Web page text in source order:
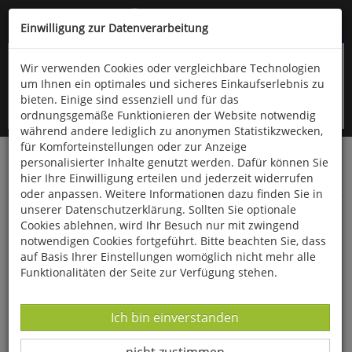
Kompletten Head der Seite überspringen
oder (06766) 9323-960
Startseite Bücher Downloads
Zeitschriften
Der Falke
Ornithologie aktuell September
Einwilligung zur Datenverarbeitung
Wir verwenden Cookies oder vergleichbare Technologien
um Ihnen ein optimales und sicheres Einkaufserlebnis zu
bieten. Einige sind essenziell und für das
ordnungsgemäße Funktionieren der Website notwendig
während andere lediglich zu anonymen Statistikzwecken,
für Komforteinstellungen oder zur Anzeige
personalisierter Inhalte genutzt werden. Dafür können Sie
hier Ihre Einwilligung erteilen und jederzeit widerrufen
oder anpassen. Weitere Informationen dazu finden Sie in
unserer Datenschutzerklärung. Sollten Sie optionale
Cookies ablehnen, wird Ihr Besuch nur mit zwingend
notwendigen Cookies fortgeführt. Bitte beachten Sie, dass
auf Basis Ihrer Einstellungen womöglich nicht mehr alle
Funktionalitäten der Seite zur Verfügung stehen.
Datenverarbeitung -
Ich bin einverstanden